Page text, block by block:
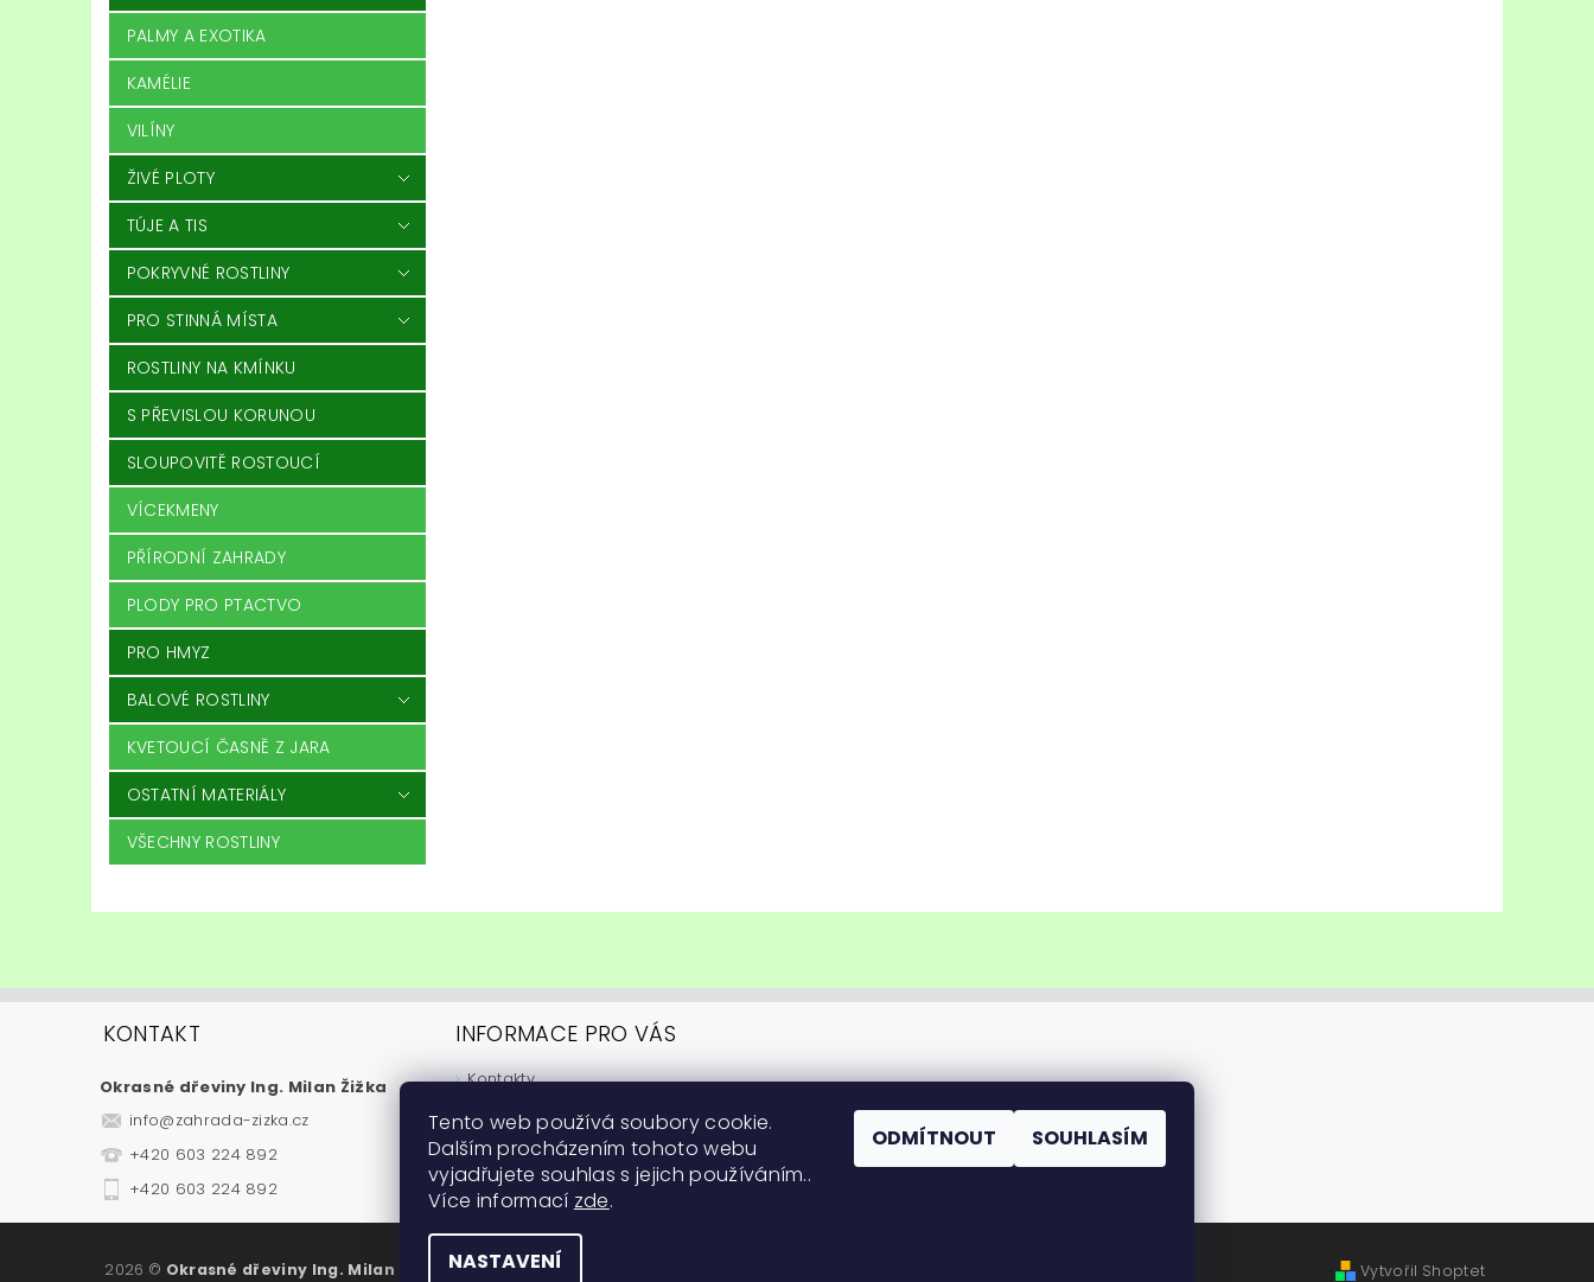
PALMY A EXOTIKA
KAMÉLIE
VILÍNY
ŽIVÉ PLOTY
TÚJE A TIS
POKRYVNÉ ROSTLINY
PRO STINNÁ MÍSTA
ROSTLINY NA KMÍNKU
S PŘEVISLOU KORUNOU
SLOUPOVITĚ ROSTOUCÍ
VÍCEKMENY
PŘÍRODNÍ ZAHRADY
PLODY PRO PTACTVO
PRO HMYZ
BALOVÉ ROSTLINY
KVETOUCÍ ČASNĚ Z JARA
OSTATNÍ MATERIÁLY
VŠECHNY ROSTLINY
KONTAKT
Okrasné dřeviny Ing. Milan Žižka
info@zahrada-zizka.cz
+420 603 224 892
+420 603 224 892
INFORMACE PRO VÁS
Kontakty
Obchodní podmínky
Podmínky ochrany osobních údajů
Fytosanitární informace
Návody na pěstování
2026 © Okrasné dřeviny Ing. Milan Žižka , všechna práva vyhrazena Vytvořil Shoptet
Tento web používá soubory cookie.
Dalším procházením tohoto webu
vyjadřujete souhlas s jejich používáním..
Více informací zde.
NASTAVENÍ
ODMÍTNOUT SOUHLASÍM